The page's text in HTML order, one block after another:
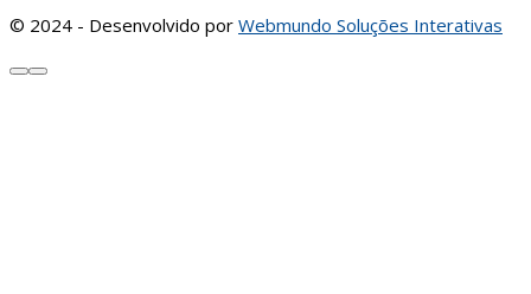
© 2024 - Desenvolvido por Webmundo Soluções Interativas